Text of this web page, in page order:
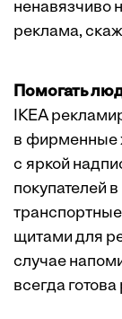
ненавязчиво
реклама,
Помогать
IKEA
в фирменные
с яркой
покупателей
щитами для
случае
всегда